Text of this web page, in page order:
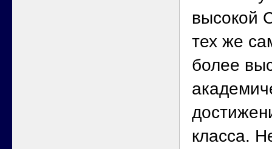
высокой
тех же
более
класса.